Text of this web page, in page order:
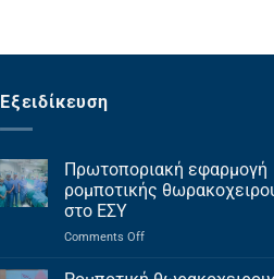
Εξειδίκευση
Πρωτοποριακή εφαρμογή
ρομποτικής
στο ΕΣΥ
Comments Offon
εφαρμογή